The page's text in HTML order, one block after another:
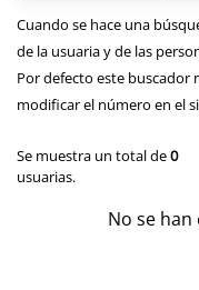
Cuando se hace una
de la usuaria y de las
Por defecto este buscador
modificar el número en el
Se muestra un total de0
usuarias.
No se